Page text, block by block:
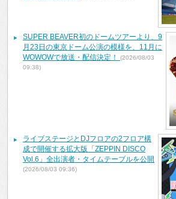
SUPER BEAVER初のドームツアーより、9
月23日の東京ドーム公演の模様を、11月に
WOWOWで放送・配信決定！
(2026/08/03
09:38)
ライブステージとDJフロアの2フロア構
成で開催する拡大版「ZEPPIN DISCO
Vol.6」全出演者・タイムテーブルを公開
(2026/08/03 09:36)